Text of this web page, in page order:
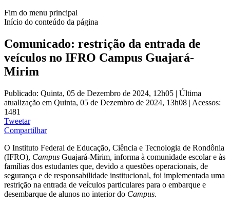
Fim do menu principal
Início do conteúdo da página
Comunicado: restrição da entrada de
veículos no IFRO Campus Guajará-
Mirim
Publicado: Quinta, 05 de Dezembro de 2024, 12h05 | Última
atualização em Quinta, 05 de Dezembro de 2024, 13h08 | Acessos:
1481
Tweetar
Compartilhar
O Instituto Federal de Educação, Ciência e Tecnologia de Rondônia
(IFRO), Campus Guajará-Mirim, informa à comunidade escolar e às
famílias dos estudantes que, devido a questões operacionais, de
segurança e de responsabilidade institucional, foi implementada uma
restrição na entrada de veículos particulares para o embarque e
desembarque de alunos no interior do Campus.